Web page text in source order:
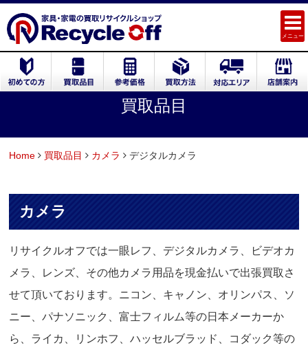
メニュー
買取品目
Home 買取品目 カメラ デジタルカメラ
カメラ
リサイクルオフでは一眼レフ、デジタルカメラ、ビデオカ
メラ、レンズ、その他カメラ用品を現金払いで出張買取さ
せて頂いております。ニコン、キャノン、オリンパス、ソ
ニー、パナソニック、富士フィルム等の日本メーカーか
ら、ライカ、リンホフ、ハッセルブラッド、コダック等の